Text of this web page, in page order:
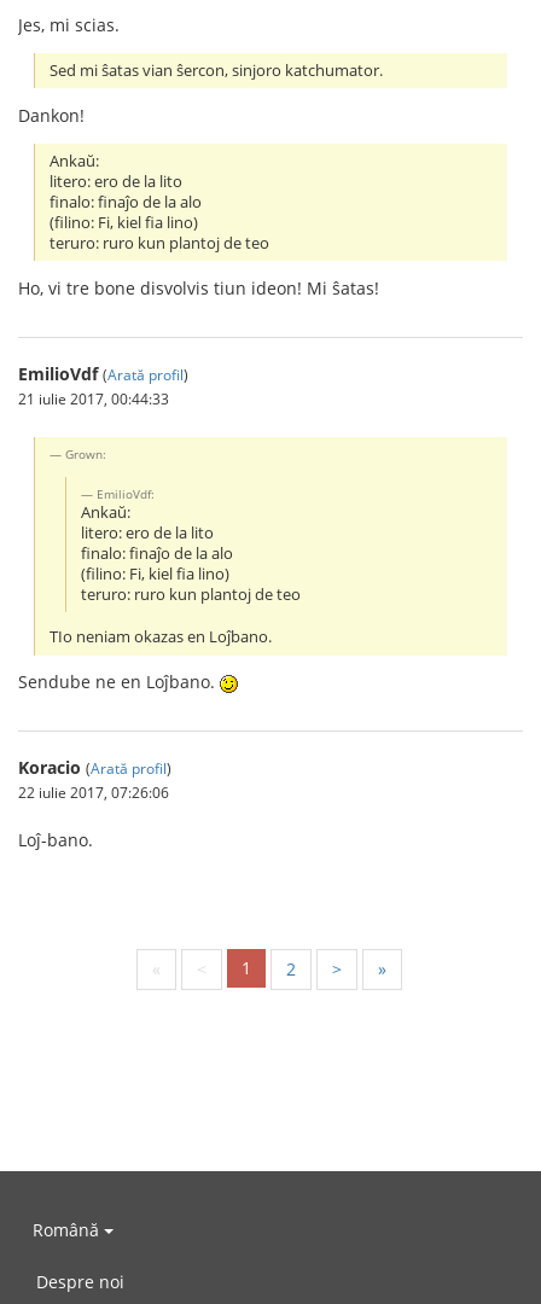
Jes, mi scias.
Sed mi ŝatas vian ŝercon, sinjoro katchumator.
Dankon!
Ankaŭ:
litero: ero de la lito
finalo: finaĵo de la alo
(filino: Fi, kiel fia lino)
teruro: ruro kun plantoj de teo
Ho, vi tre bone disvolvis tiun ideon! Mi ŝatas!
EmilioVdf (Arată profil)
21 iulie 2017, 00:44:33
Grown:
EmilioVdf:
Ankaŭ:
litero: ero de la lito
finalo: finaĵo de la alo
(filino: Fi, kiel fia lino)
teruro: ruro kun plantoj de teo
TIo neniam okazas en Loĵbano.
Sendube ne en Loĵbano.
Koracio (Arată profil)
22 iulie 2017, 07:26:06
Loĵ-bano.
« < 1 2 > »
Română
Despre noi